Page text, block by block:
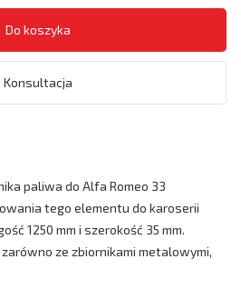
Konsultacja
paliwa do Alfa Romeo 33
tego elementu do karoserii
1250 mm i szerokość 35 mm.
ze zbiornikami metalowymi,